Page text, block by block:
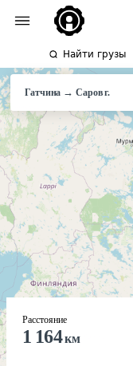
Найти грузы
Гатчина →Саровг.
Расстояние
1 164км